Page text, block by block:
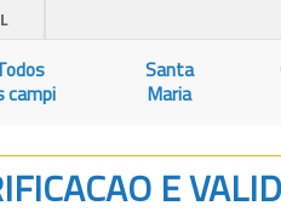
campi
Santa
Maria
E